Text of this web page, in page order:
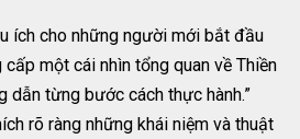
ích cho những người mới bắt đầu
cấp một cái nhìn tổng quan về Thiền
dẫn từng bước cách thực hành.”
rõ ràng những khái niệm và thuật